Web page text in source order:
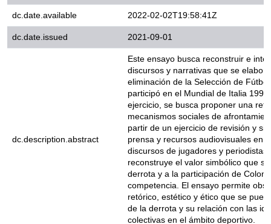
dc.date.available
2022-02-02T19:58:41Z
dc.date.issued
2021-09-01
Este ensayo busca reconstruir e
narrativas que se elaboraron
Selección de Fútbol de
Mundial de Italia 1990. Mediante
proponer una reflexión sobre los
afrontamiento de la derrota. A
revisión y sistematización de
audiovisuales en el que se
periodistas deportivos, se
que se le asignó a la derrota y a
Colombia en esa competencia.
el papel retórico, estético y ético
partir de la derrota y su relación
colectivas en el ámbito